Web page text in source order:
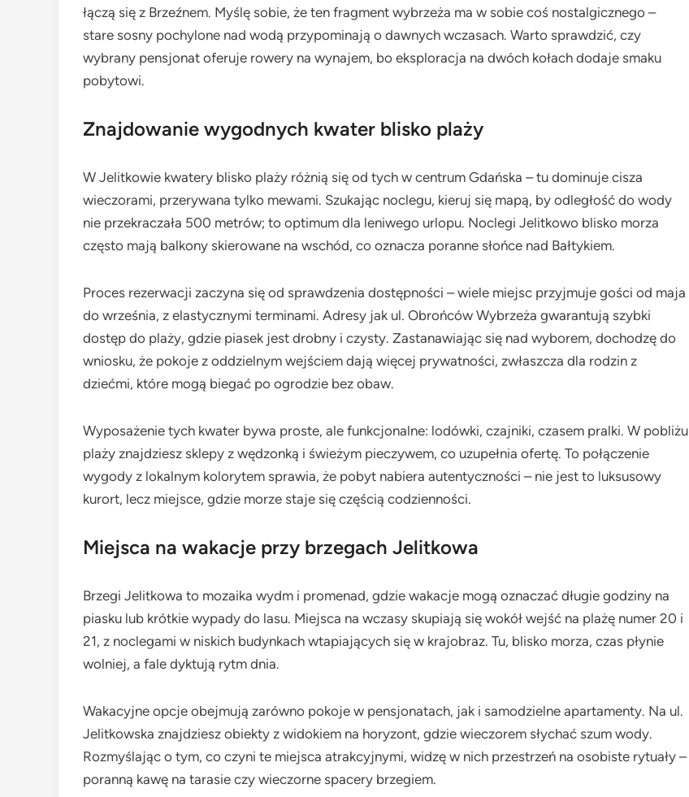
łączą się z Brzeźnem. Myślę sobie, że ten fragment wybrzeża ma w sobie coś nostalgicznego –
stare sosny pochylone nad wodą przypominają o dawnych wczasach. Warto sprawdzić, czy
wybrany pensjonat oferuje rowery na wynajem, bo eksploracja na dwóch kołach dodaje smaku
pobytowi.
Znajdowanie wygodnych kwater blisko plaży
W Jelitkowie kwatery blisko plaży różnią się od tych w centrum Gdańska – tu dominuje cisza
wieczorami, przerywana tylko mewami. Szukając noclegu, kieruj się mapą, by odległość do wody
nie przekraczała 500 metrów; to optimum dla leniwego urlopu. Noclegi Jelitkowo blisko morza
często mają balkony skierowane na wschód, co oznacza poranne słońce nad Bałtykiem.
Proces rezerwacji zaczyna się od sprawdzenia dostępności – wiele miejsc przyjmuje gości od maja
do września, z elastycznymi terminami. Adresy jak ul. Obrońców Wybrzeża gwarantują szybki
dostęp do plaży, gdzie piasek jest drobny i czysty. Zastanawiając się nad wyborem, dochodzę do
wniosku, że pokoje z oddzielnym wejściem dają więcej prywatności, zwłaszcza dla rodzin z
dziećmi, które mogą biegać po ogrodzie bez obaw.
Wyposażenie tych kwater bywa proste, ale funkcjonalne: lodówki, czajniki, czasem pralki. W pobliżu
plaży znajdziesz sklepy z wędzonką i świeżym pieczywem, co uzupełnia ofertę. To połączenie
wygody z lokalnym kolorytem sprawia, że pobyt nabiera autentyczności – nie jest to luksusowy
kurort, lecz miejsce, gdzie morze staje się częścią codzienności.
Miejsca na wakacje przy brzegach Jelitkowa
Brzegi Jelitkowa to mozaika wydm i promenad, gdzie wakacje mogą oznaczać długie godziny na
piasku lub krótkie wypady do lasu. Miejsca na wczasy skupiają się wokół wejść na plażę numer 20 i
21, z noclegami w niskich budynkach wtapiających się w krajobraz. Tu, blisko morza, czas płynie
wolniej, a fale dyktują rytm dnia.
Wakacyjne opcje obejmują zarówno pokoje w pensjonatach, jak i samodzielne apartamenty. Na ul.
Jelitkowska znajdziesz obiekty z widokiem na horyzont, gdzie wieczorem słychać szum wody.
Rozmyślając o tym, co czyni te miejsca atrakcyjnymi, widzę w nich przestrzeń na osobiste rytuały –
poranną kawę na tarasie czy wieczorne spacery brzegiem.